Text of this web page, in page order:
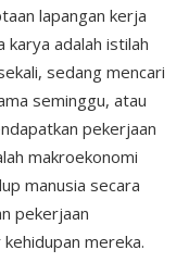
lapangan kerja
karya adalah istilah
sedang mencari
seminggu, atau
pekerjaan
makroekonomi
manusia secara
pekerjaan
mereka.